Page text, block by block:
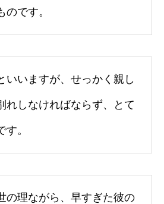
のです。
いいますが、せっかく親し
れしなければならず、とて
。
の理ながら、早すぎた彼の